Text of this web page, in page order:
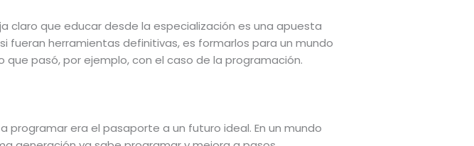
claro que educar desde la especialización es una apuesta
fueran herramientas definitivas, es formarlos para un mundo
pasó, por ejemplo, con el caso de la programación.
era el pasaporte a un futuro ideal. En un mundo